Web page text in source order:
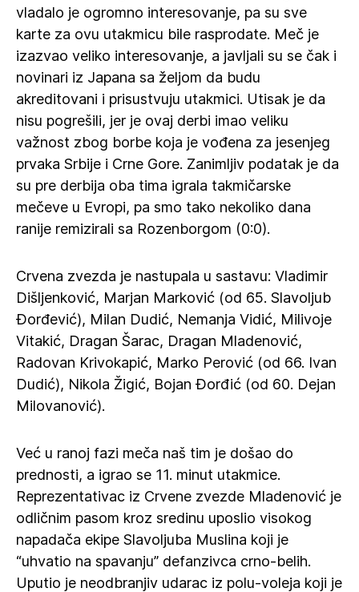
vladalo je ogromno interesovanje, pa su sve
karte za ovu utakmicu bile rasprodate. Meč je
izazvao veliko interesovanje, a javljali su se čak i
novinari iz Japana sa željom da budu
akreditovani i prisustvuju utakmici. Utisak je da
nisu pogrešili, jer je ovaj derbi imao veliku
važnost zbog borbe koja je vođena za jesenjeg
prvaka Srbije i Crne Gore. Zanimljiv podatak je da
su pre derbija oba tima igrala takmičarske
mečeve u Evropi, pa smo tako nekoliko dana
ranije remizirali sa Rozenborgom (0:0).
Crvena zvezda je nastupala u sastavu: Vladimir
Dišljenković, Marjan Marković (od 65. Slavoljub
Đorđević), Milan Dudić, Nemanja Vidić, Milivoje
Vitakić, Dragan Šarac, Dragan Mladenović,
Radovan Krivokapić, Marko Perović (od 66. Ivan
Dudić), Nikola Žigić, Bojan Đorđić (od 60. Dejan
Milovanović).
Već u ranoj fazi meča naš tim je došao do
prednosti, a igrao se 11. minut utakmice.
Reprezentativac iz Crvene zvezde Mladenović je
odličnim pasom kroz sredinu uposlio visokog
napadača ekipe Slavoljuba Muslina koji je
“uhvatio na spavanju” defanzivca crno-belih.
Uputio je neodbranjiv udarac iz polu-voleja koji je